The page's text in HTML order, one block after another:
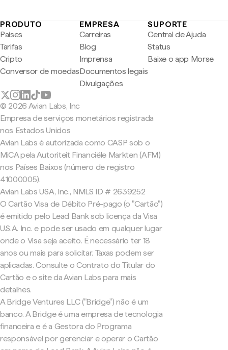
PRODUTO
Países
Tarifas
Cripto
Conversor de moedas
EMPRESA
Carreiras
Blog
Imprensa
Documentos legais
Divulgações
SUPORTE
Central de Ajuda
Status
Baixe o app Morse
© 2026 Avian Labs, Inc
Empresa de serviços monetários registrada
nos Estados Unidos
Avian Labs é autorizada como CASP sob o
MiCA pela Autoriteit Financiële Markten (AFM)
nos Países Baixos (número de registro
41000005).
Avian Labs USA, Inc., NMLS ID # 2639252
O Cartão Visa de Débito Pré-pago (o "Cartão")
é emitido pelo Lead Bank sob licença da Visa
U.S.A. Inc. e pode ser usado em qualquer lugar
onde o Visa seja aceito. É necessário ter 18
anos ou mais para solicitar. Taxas podem ser
aplicadas. Consulte o Contrato do Titular do
Cartão e o site da Avian Labs para mais
detalhes.
A Bridge Ventures LLC ("Bridge") não é um
banco. A Bridge é uma empresa de tecnologia
financeira e é a Gestora do Programa
responsável por gerenciar e operar o Cartão